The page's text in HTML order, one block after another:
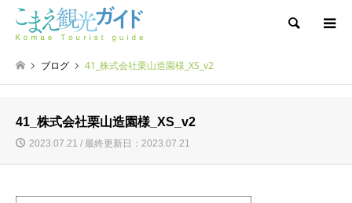
検索
ブログ 41_株式会社栗山造園様_XS_v2
41_株式会社栗山造園様_XS_v2
2023.07.21 / 最終更新日：2023.07.21